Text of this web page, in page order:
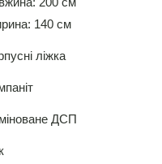
140 см
ліжка
ДСП